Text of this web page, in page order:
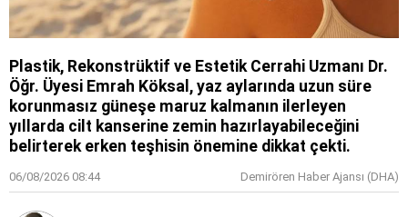
Plastik, Rekonstrüktif ve Estetik Cerrahi Uzmanı Dr.
Öğr. Üyesi Emrah Köksal, yaz aylarında uzun süre
korunmasız güneşe maruz kalmanın ilerleyen
yıllarda cilt kanserine zemin hazırlayabileceğini
belirterek erken teşhisin önemine dikkat çekti.
06/08/2026 08:44 Demirören Haber Ajansı (DHA)